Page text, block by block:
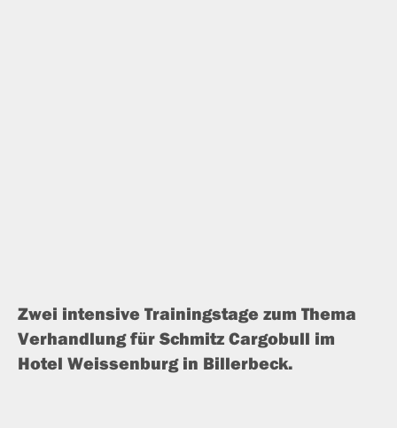
Zwei inten­si­ve Trainingstage zum Thema
Verhandlung für Schmitz Cargobull im
Hotel Weissenburg in Billerbeck.